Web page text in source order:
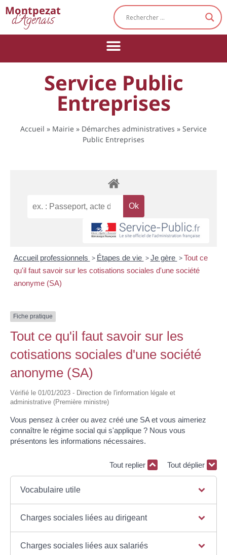
Montpezat
d'Agenais
Service Public
Entreprises
Accueil » Mairie » Démarches administratives » Service
Public Entreprises
Accueil professionnels > Étapes de vie > Je gère > Tout ce
qu'il faut savoir sur les cotisations sociales d'une société
anonyme (SA)
Fiche pratique
Tout ce qu'il faut savoir sur les
cotisations sociales d'une société
anonyme (SA)
Vérifié le 01/01/2023 - Direction de l'information légale et
administrative (Première ministre)
Vous pensez à créer ou avez créé une SA et vous aimeriez
connaître le régime social qui s'applique ? Nous vous
présentons les informations nécessaires.
Tout replier Tout déplier
Vocabulaire utile
Charges sociales liées au dirigeant
Charges sociales liées aux salariés
Cookies management panel